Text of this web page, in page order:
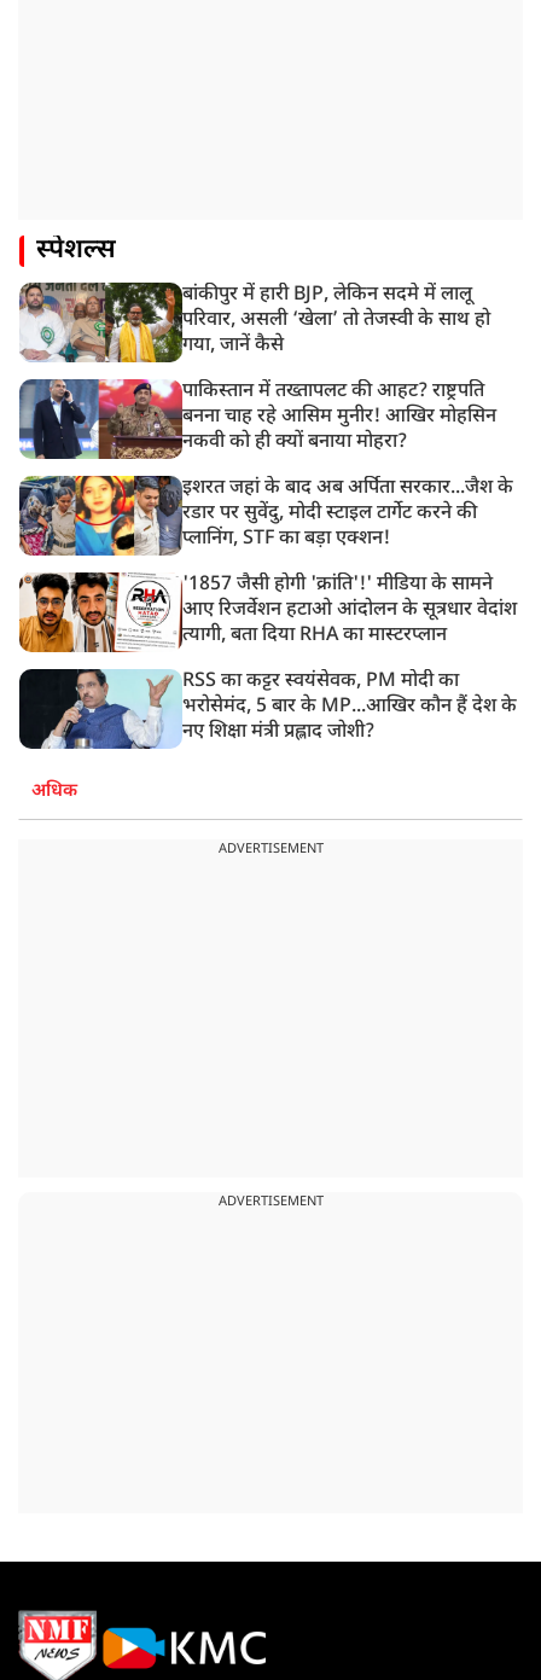
स्पेशल्स
बांकीपुर में हारी BJP, लेकिन सदमे में लालू
परिवार, असली ‘खेला’ तो तेजस्वी के साथ हो
गया, जानें कैसे
पाकिस्तान में तख्तापलट की आहट? राष्ट्रपति
बनना चाह रहे आसिम मुनीर! आखिर मोहसिन
नकवी को ही क्यों बनाया मोहरा?
इशरत जहां के बाद अब अर्पिता सरकार...जैश के
रडार पर सुवेंदु, मोदी स्टाइल टार्गेट करने की
प्लानिंग, STF का बड़ा एक्शन!
'1857 जैसी होगी 'क्रांति'!' मीडिया के सामने
आए रिजर्वेशन हटाओ आंदोलन के सूत्रधार वेदांश
त्यागी, बता दिया RHA का मास्टरप्लान
RSS का कट्टर स्वयंसेवक, PM मोदी का
भरोसेमंद, 5 बार के MP...आखिर कौन हैं देश के
नए शिक्षा मंत्री प्रह्लाद जोशी?
अधिक
ADVERTISEMENT
ADVERTISEMENT